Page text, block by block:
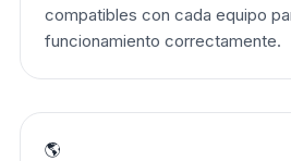
compatibles con cada equipo
funcionamiento correctamente.
🌎